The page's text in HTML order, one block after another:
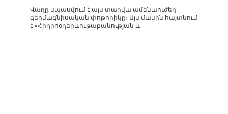
Վաղը սպասվում է այս տարվա ամենաուժեղ
գեոմագնիսական փոթորիկը։ Այս մասին հայտնում
է «Հիդրոօդերևութաբանության և